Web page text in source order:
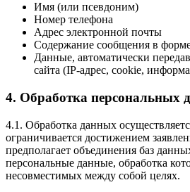
Имя (или псевдоним)
Номер телефона
Адрес электронной почты
Содержание сообщения в
Данные, автоматически
сайта (IP-адрес, cookie,
4. Обработка персональных
4.1. Обработка данных
ограничивается достижением
предполагает объединения баз
персональные данные, обработка
несовместимых между собой целях.